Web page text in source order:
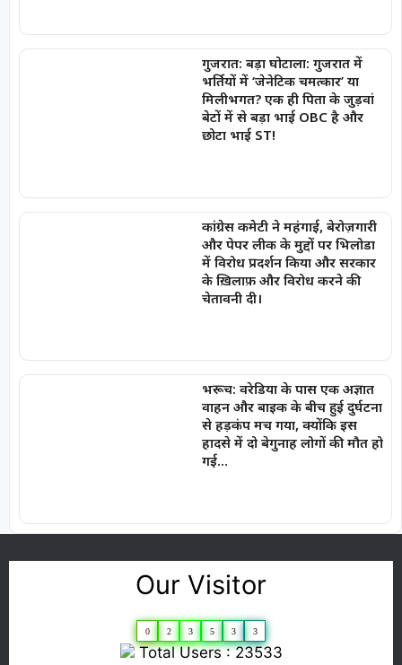
गुजरात: बड़ा घोटाला: गुजरात में
भर्तियों में ‘जेनेटिक चमत्कार’ या
मिलीभगत? एक ही पिता के जुड़वां
बेटों में से बड़ा भाई OBC है और
छोटा भाई ST!
कांग्रेस कमेटी ने महंगाई, बेरोज़गारी
और पेपर लीक के मुद्दों पर भिलोडा
में विरोध प्रदर्शन किया और सरकार
के ख़िलाफ़ और विरोध करने की
चेतावनी दी।
भरूच: वरेडिया के पास एक अज्ञात
वाहन और बाइक के बीच हुई दुर्घटना
से हड़कंप मच गया, क्योंकि इस
हादसे में दो बेगुनाह लोगों की मौत हो
गई…
Our Visitor
0 2 3 5 3 3
Total Users : 23533